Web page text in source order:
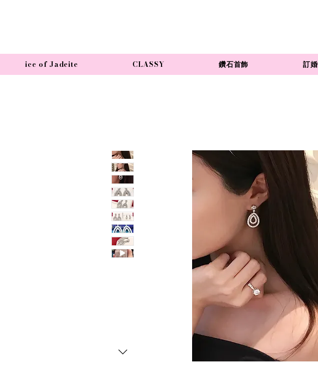
ice of Jadeite CLASSY 鑽石首飾 訂婚